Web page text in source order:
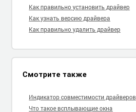
Как правильно установить драйвер
Как узнать версию драйвера
Как правильно удалить драйвер
Смотрите также
Индикатор совместимости драйверов
Что такое всплывающие окна